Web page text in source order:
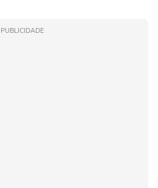
PUBLICIDADE